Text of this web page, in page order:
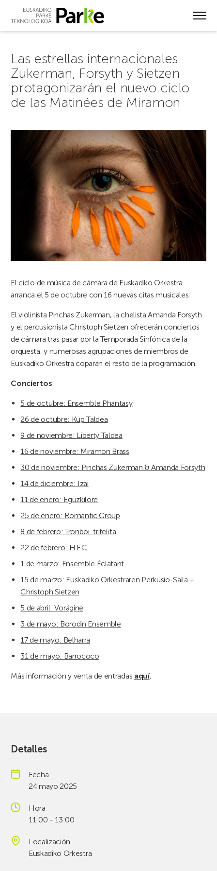
Las estrellas internacionales
Zukerman, Forsyth y Sietzen
protagonizarán el nuevo ciclo
de las Matinées de Miramon
El ciclo de música de cámara de Euskadiko Orkestra
arranca el 5 de octubre con 16 nuevas citas musicales.
El violinista Pinchas Zukerman, la chelista Amanda Forsyth
y el percusionista Christoph Sietzen ofrecerán conciertos
de cámara tras pasar por la Temporada Sinfónica de la
orquesta, y numerosas agrupaciones de miembros de
Euskadiko Orkestra coparán el resto de la programación.
Conciertos
5 de octubre: Ensemble Phantasy
26 de octubre: Kup Taldea
9 de noviembre: Liberty Taldea
16 de noviembre: Miramon Brass
30 de noviembre: Pinchas Zukerman & Amanda Forsyth
14 de diciembre: Izai
11 de enero: Eguzkilore
25 de enero: Romantic Group
8 de febrero: Tronboi-trifekta
22 de febrero: H.E.C.
1 de marzo: Ensemble Éclatant
15 de marzo: Euskadiko Orkestraren Perkusio-Saila +
Christoph Sietzen
5 de abril: Vorágine
3 de mayo: Borodin Ensemble
17 de mayo: Belharra
31 de mayo: Barrococo
Más información y venta de entradas aquí.
Detalles
Fecha
24 mayo 2025
Hora
11:00 - 13:00
Localización
Euskadiko Orkestra